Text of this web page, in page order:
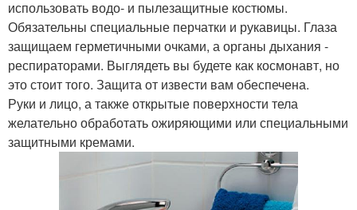
использовать водо- и пылезащитные костюмы.
Обязательны специальные перчатки и рукавицы. Глаза
защищаем герметичными очками, а органы дыхания -
респираторами. Выглядеть вы будете как космонавт, но
это стоит того. Защита от извести вам обеспечена.
Руки и лицо, а также открытые поверхности тела
желательно обработать ожиряющими или специальными
защитными кремами.